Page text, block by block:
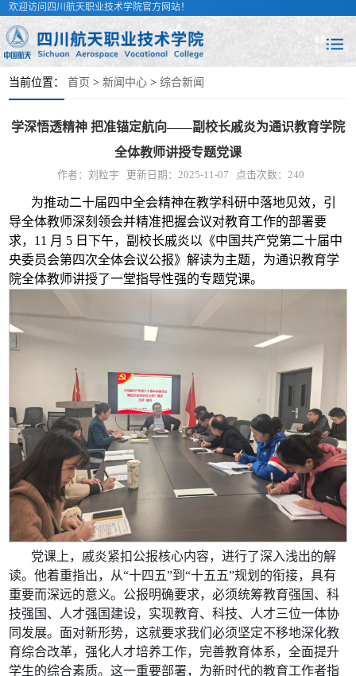
欢迎访问四川航天职业技术学院官方网站！
当前位置： 首页 >新闻中心 >综合新闻
学深悟透精神 把准锚定航向——副校长戚炎为通识教育学院
全体教师讲授专题党课
作者：刘粒宇 更新日期：2025-11-07 点击次数： 240
为推动二十届四中全会精神在教学科研中落地见效，引
导全体教师深刻领会并精准把握会议对教育工作的部署要
求，11 月 5 日下午，副校长戚炎以《中国共产党第二十届中
央委员会第四次全体会议公报》解读为主题，为通识教育学
院全体教师讲授了一堂指导性强的专题党课。
党课上，戚炎紧扣公报核心内容，进行了深入浅出的解
读。他着重指出，从“十四五”到“十五五”规划的衔接，具有
重要而深远的意义。公报明确要求，必须统筹教育强国、科
技强国、人才强国建设，实现教育、科技、人才三位一体协
同发展。面对新形势，这就要求我们必须坚定不移地深化教
育综合改革，强化人才培养工作，完善教育体系，全面提升
学生的综合素质。这一重要部署，为新时代的教育工作者指